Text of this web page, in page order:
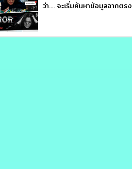
ว่า.... จะเริ่มค้นหาข้อมูลจากตรง